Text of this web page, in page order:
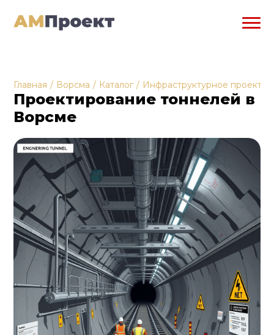
Главная / Ворсма / Каталог / Инфраструктурное
Проектирование тоннелей в
Ворсме